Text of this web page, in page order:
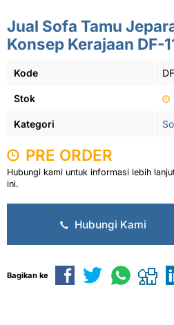
Jual Sofa Tamu
Konsep Kerajaan DF-
Kode
Stok
Kategori
PRE ORDER
Hubungi kami untuk informasi lebih
ini.
Hubungi Kami
Bagikan ke